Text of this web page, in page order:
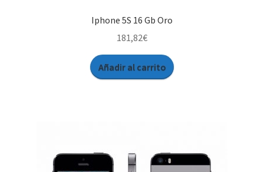
Iphone 5S 16 Gb Oro
181,82€
Añadir al carrito